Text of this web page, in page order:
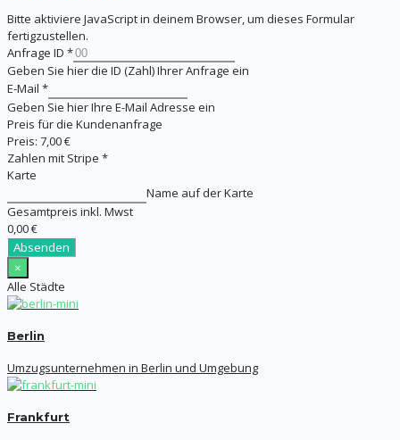
Bitte aktiviere JavaScript in deinem Browser, um dieses Formular
fertigzustellen.
Anfrage ID *
Geben Sie hier die ID (Zahl) Ihrer Anfrage ein
E-Mail *
Geben Sie hier Ihre E-Mail Adresse ein
Preis für die Kundenanfrage
Preis: 7,00 €
Zahlen mit Stripe *
Karte
Name auf der Karte
Gesamtpreis inkl. Mwst
0,00 €
Absenden
×
Alle Städte
Berlin
Umzugsunternehmen in Berlin und Umgebung
Frankfurt